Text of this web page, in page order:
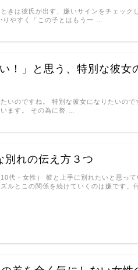
きは彼氏が出す、嫌いサインをチェック
りやすく「この子とはもう一 …
！」と思う、特別な彼女
いのですね。 特別な彼女になりたいので
ます。 その為に努 …
別れの伝え方３つ
代・女性） 彼と上手に別れたいと思って
ルとこの関係を続けていくのは嫌です。